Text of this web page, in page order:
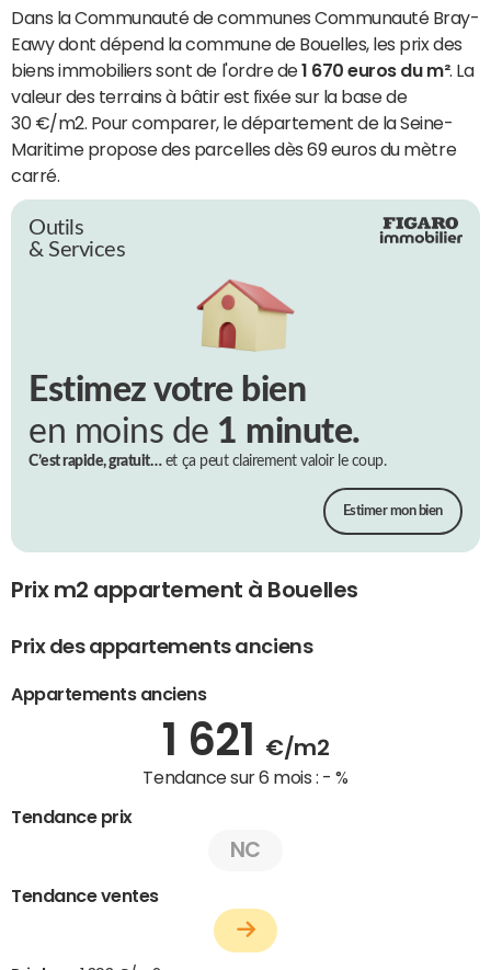
Dans la Communauté de communes Communauté Bray-
Eawy dont dépend la commune de Bouelles, les prix des
biens immobiliers sont de l'ordre de1 670 euros du m². La
valeur des terrains à bâtir est fixée sur la base de
30 €/m2. Pour comparer, le département de la Seine-
Maritime propose des parcelles dès 69 euros du mètre
carré.
Outils
& Services
Estimez votre bien
en moins de 1 minute.
C’est rapide, gratuit…et ça peut clairement valoir le coup.
Estimer mon bien
Prix m2 appartement à Bouelles
Prix des appartements anciens
Appartements anciens
1 621 €/m2
Tendance sur 6 mois : - %
Tendance prix
NC
Tendance ventes